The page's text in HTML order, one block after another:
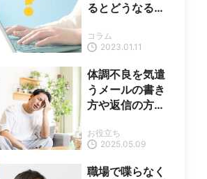
るとどうなる？
からない方法
2023.01.11
コラム
体調不良を気遣
うメールの書き
方や返信の方法
り】
2025.05.09
お役立ち
職場で喋らなく